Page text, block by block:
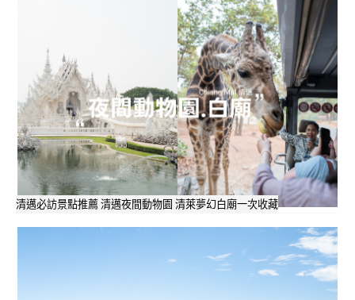
清邁必訪景點推薦 清邁夜間動物園 清萊夢幻白廟一次收藏